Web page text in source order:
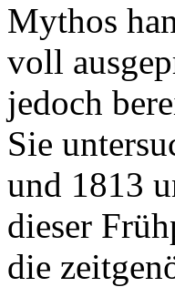
Mythos
voll
jedoch
Sie
und 1813
dieser
die